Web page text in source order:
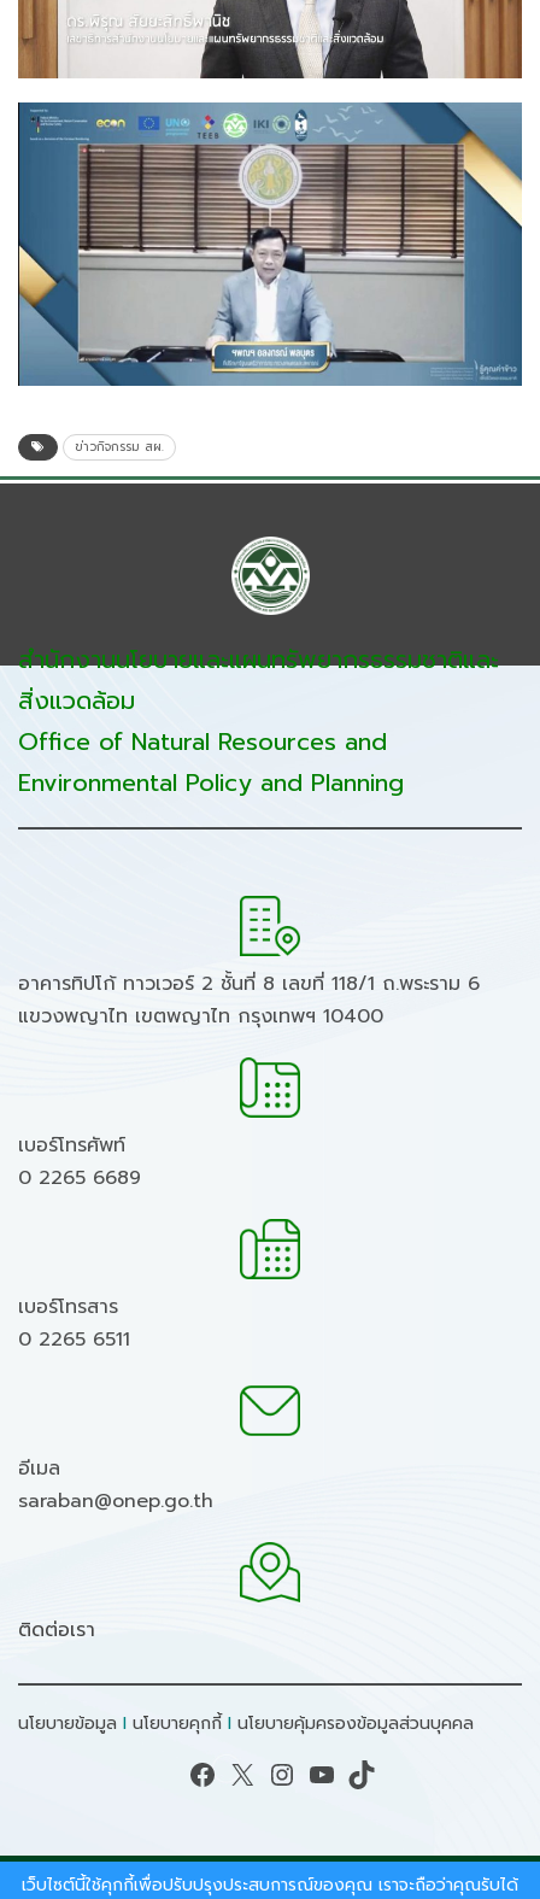
ข่าวกิจกรรม สผ.
สำนักงานนโยบายและแผนทรัพยากรธรรมชาติและ
สิ่งแวดล้อม
Office of Natural Resources and
Environmental Policy and Planning
อาคารทิปโก้ ทาวเวอร์ 2 ชั้นที่ 8 เลขที่ 118/1 ถ.พระราม 6
แขวงพญาไท เขตพญาไท กรุงเทพฯ 10400
เบอร์โทรศัพท์
0 2265 6689
เบอร์โทรสาร
0 2265 6511
อีเมล
saraban@onep.go.th
ติดต่อเรา
นโยบายข้อมูล I นโยบายคุกกี้ I นโยบายคุ้มครองข้อมูลส่วนบุคคล
Facebook X Instagram YouTube TikTok
สงวนลิขสิทธิ์ © 2026 - สำนักงานนโยบายและแผน
เว็บไซต์นี้ใช้คุกกี้เพื่อปรับปรุงประสบการณ์ของคุณ เราจะถือว่าคุณรับได้